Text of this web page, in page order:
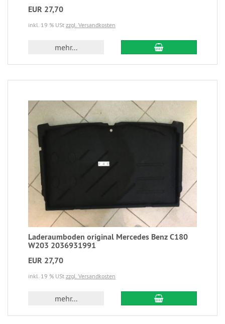
EUR 27,70
inkl. 19 % USt zzgl. Versandkosten
mehr...
Laderaumboden original Mercedes Benz C180
W203 2036931991
EUR 27,70
inkl. 19 % USt zzgl. Versandkosten
mehr...